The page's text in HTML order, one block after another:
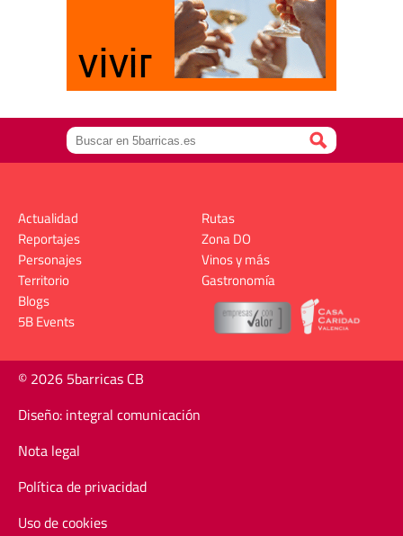
Actualidad
Reportajes
Personajes
Territorio
Rutas
Zona DO
Vinos y más
Gastronomía
Blogs
5B Events
© 2026 5barricas CB
Diseño: integral comunicación
Nota legal
Política de privacidad
Uso de cookies